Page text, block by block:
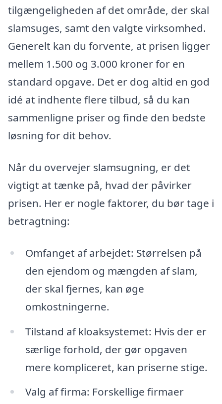
tilgængeligheden af det område, der skal
slamsuges, samt den valgte virksomhed.
Generelt kan du forvente, at prisen ligger
mellem 1.500 og 3.000 kroner for en
standard opgave. Det er dog altid en god
idé at indhente flere tilbud, så du kan
sammenligne priser og finde den bedste
løsning for dit behov.
Når du overvejer slamsugning, er det
vigtigt at tænke på, hvad der påvirker
prisen. Her er nogle faktorer, du bør tage i
betragtning:
Omfanget af arbejdet: Størrelsen på
den ejendom og mængden af slam,
der skal fjernes, kan øge
omkostningerne.
Tilstand af kloaksystemet: Hvis der er
særlige forhold, der gør opgaven
mere kompliceret, kan priserne stige.
Valg af firma: Forskellige firmaer